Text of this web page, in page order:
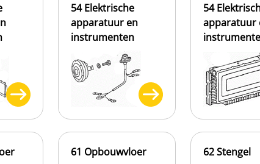
54 Elektrische
apparatuur en
instrumenten
54
apparatuur
61 Opbouwvloer 62 Stengel